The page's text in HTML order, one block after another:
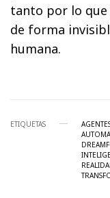
tanto por lo que
de forma
humana.
ETIQUETAS